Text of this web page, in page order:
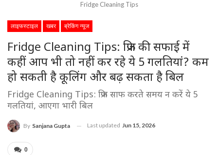
Fridge Cleaning Tips
लाइफस्टाइल खबर ब्रेकिंग न्यूज
Fridge Cleaning Tips: फ्रिज की सफाई में
कहीं आप भी तो नहीं कर रहे ये 5 गलतियां? कम
हो सकती है कूलिंग और बढ़ सकता है बिल
Fridge Cleaning Tips: फ्रिज साफ करते समय न करें ये 5
गलतियां, आएगा भारी बिल
By Sanjana Gupta Last updated Jun 15, 2026
0